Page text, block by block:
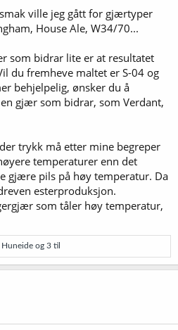
ville jeg gått for gjærtyper
House Ale, W34/70...
som bidrar lite er at resultatet
du fremheve maltet er S-04 og
behjelpelig, ønsker du å
gjær som bidrar, som Verdant,
trykk må etter mine begreper
temperaturer enn det
gjære pils på høy temperatur. Da
esterproduksjon.
som tåler høy temperatur,
Huneide og 3 til